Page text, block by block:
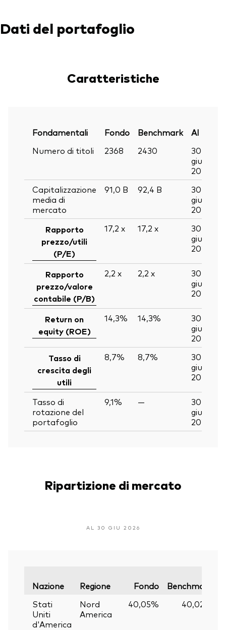
Dati del portafoglio
Caratteristiche
Fondamentali Fondo Benchmark
Al
Numero di titoli
2368 2430
30
giu
2026
Capitalizzazione
media di
mercato
91,0 B 92,4 B
30
giu
2026
Rapporto
prezzo/utili
(P/E)
17,2 x 17,2 x
30
giu
2026
Rapporto
prezzo/valore
contabile (P/B)
2,2 x 2,2 x
30
giu
2026
Return on
equity (ROE)
14,3% 14,3%
30
giu
2026
Tasso di
crescita degli
utili
8,7% 8,7%
30
giu
2026
Tasso di
rotazione del
portafoglio
9,1% —
30
giu
2026
Ripartizione di mercato
AL 30 GIU 2026
Nazione Regione Fondo Benchmark
Stati
Uniti
d'America
Nord
America
40,05% 40,02%